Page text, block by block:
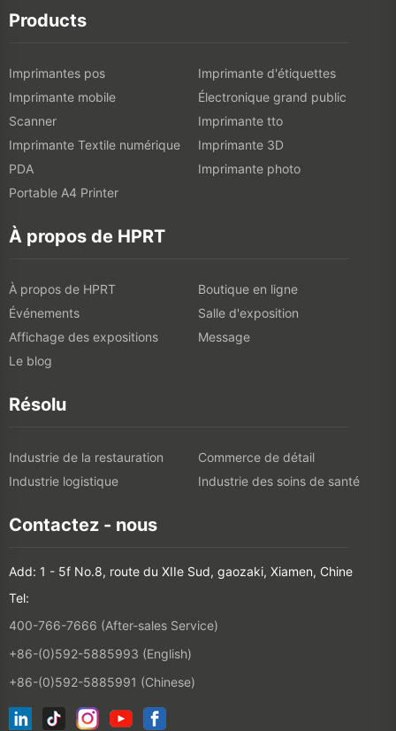
Products
Imprimantes pos
Imprimante d'étiquettes
Imprimante mobile
Électronique grand public
Scanner
Imprimante tto
Imprimante Textile numérique
Imprimante 3D
PDA
Imprimante photo
Portable A4 Printer
À propos de HPRT
À propos de HPRT
Boutique en ligne
Événements
Salle d'exposition
Affichage des expositions
Message
Le blog
Résolu
Industrie de la restauration
Commerce de détail
Industrie logistique
Industrie des soins de santé
Contactez - nous
Add: 1 - 5f No.8, route du XIIe Sud, gaozaki, Xiamen, Chine
Tel:
400-766-7666 (After-sales Service)
+86-(0)592-5885993 (English)
+86-(0)592-5885991 (Chinese)